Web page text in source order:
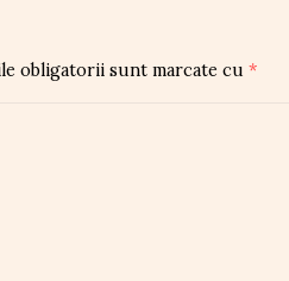
obligatorii sunt marcate cu *